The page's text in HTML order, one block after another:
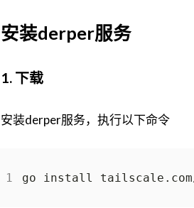
安装derper服务
1. 下载
安装derper服务，执行以下命令